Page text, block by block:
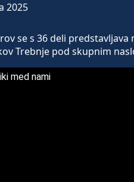
2025
se s 36 deli
Trebnje pod skupnim
med nami